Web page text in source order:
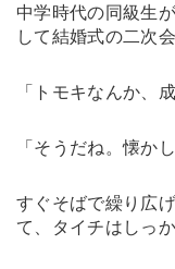
中学時代の同級生
して結婚式の二次
「トモキなんか、
「そうだね。懐か
すぐそばで繰り広
て、タイチはしっ